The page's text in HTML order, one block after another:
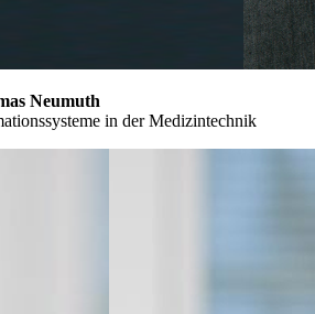
Neumuth
in der Medizintechnik